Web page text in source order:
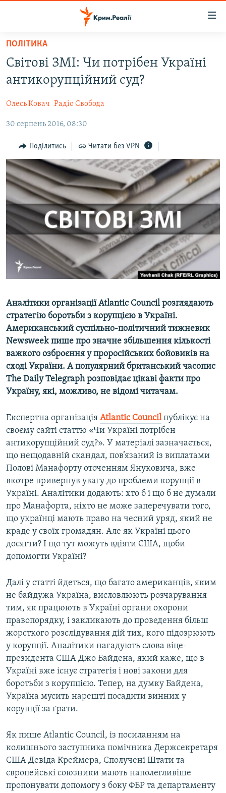
Перейти
основного
матеріалу
до
навігації
Перейти
пошуку
ВІДЕО ТА ФОТО
ПОЛІТИКА
БЛОГИ
ПОГЛЯД
ІНТЕРВ'Ю
ВСЕ ЗА ДЕНЬ
СПЕЦПРОЕКТИ
ДЕПОРТАЦІЯ
ВІДЕОУРОКИ «ELIFBE»
СВІДЧЕННЯ ОКУПАЦІЇ
УКРАЇНСЬКА ПРОБЛЕМА КРИМУ
ЯК ОБІЙТИ БЛОКУВАННЯ
Русский
Qırımtatar
Усі сайти RFE/RL
ПОЛІТИКА
Світові ЗМІ: Чи потрібен Україні
антикорупційний суд?
Олесь Ковач Радіо Свобода
30 серпень 2016, 08:30
Поділитись Читати без VPN
Аналітики організації Atlantic Council розглядають
стратегію боротьби з корупцією в Україні.
Американський суспільно-політичний тижневик
Newsweek пише про значне збільшення кількості
важкого озброєння у проросійських бойовиків на
сході України. А популярний британський часопис
The Daily Telegraph розповідає цікаві факти про
Україну, які, можливо, не відомі читачам.
Експертна організація Atlantic Councilпублікує на
своєму сайті статтю «Чи Україні потрібен
антикорупційний суд?». У матеріалі зазначається,
що нещодавній скандал, пов’язаний із виплатами
Полові Манафорту оточенням Януковича, вже
вкотре привернув увагу до проблеми корупції в
Україні. Аналітики додають: хто б і що б не думали
про Манафорта, ніхто не може заперечувати того,
що українці мають право на чесний уряд, який не
краде у своїх громадян. Але як Україні цього
досягти? І що тут можуть вдіяти США, щоби
допомогти Україні?
Далі у статті йдеться, що багато американців, яким
не байдужа Україна, висловлюють розчарування
тим, як працюють в Україні органи охорони
правопорядку, і закликають до проведення більш
жорсткого розслідування дій тих, кого підозрюють
у корупції. Аналітики нагадують слова віце-
президента США Джо Байдена, який каже, що в
Україні вже існує стратегія і нові закони для
боротьби з корупцією. Тепер, на думку Байдена,
Україна мусить нарешті посадити винних у
корупції за ґрати.
Як пише Atlantic Council, із посиланням на
колишнього заступника помічника Держсекретаря
США Девіда Креймера, Сполучені Штати та
європейські союзники мають наполегливіше
пропонувати допомогу з боку ФБР та департаменту